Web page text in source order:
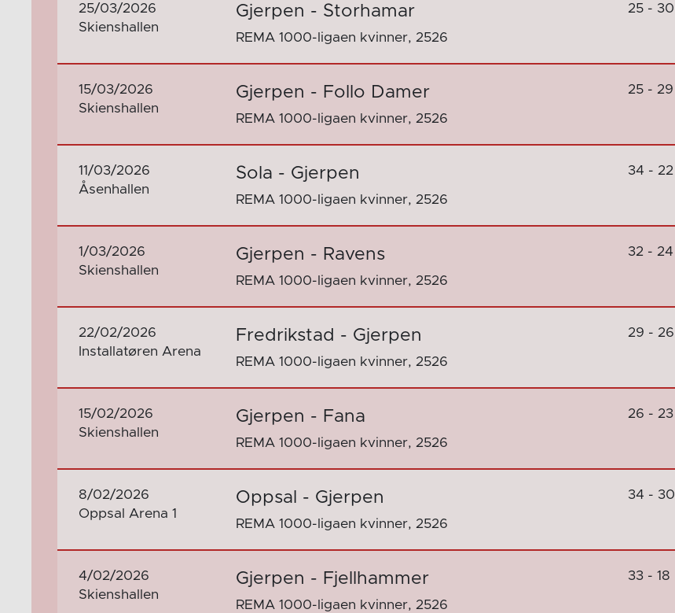
25/03/2026
Skienshallen
Gjerpen - Storhamar
REMA 1000-ligaen kvinner, 2526
25 - 30
15/03/2026
Skienshallen
Gjerpen - Follo Damer
REMA 1000-ligaen kvinner, 2526
25 - 29
11/03/2026
Åsenhallen
Sola - Gjerpen
REMA 1000-ligaen kvinner, 2526
34 - 22
1/03/2026
Skienshallen
Gjerpen - Ravens
REMA 1000-ligaen kvinner, 2526
32 - 24
22/02/2026
Installatøren Arena
Fredrikstad - Gjerpen
REMA 1000-ligaen kvinner, 2526
29 - 26
15/02/2026
Skienshallen
Gjerpen - Fana
REMA 1000-ligaen kvinner, 2526
26 - 23
8/02/2026
Oppsal Arena 1
Oppsal - Gjerpen
REMA 1000-ligaen kvinner, 2526
34 - 30
4/02/2026
Skienshallen
Gjerpen - Fjellhammer
REMA 1000-ligaen kvinner, 2526
33 - 18